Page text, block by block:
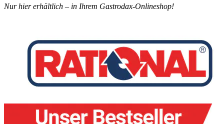
Nur hier erhältlich – in Ihrem Gastrodax-Onlineshop!